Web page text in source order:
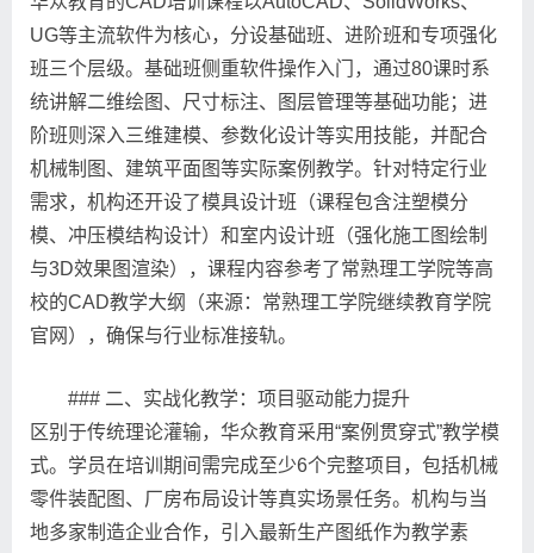
UG等主流软件为核心，分设基础班、进阶班和专项强化
班三个层级。基础班侧重软件操作入门，通过80课时系
统讲解二维绘图、尺寸标注、图层管理等基础功能；进
阶班则深入三维建模、参数化设计等实用技能，并配合
机械制图、建筑平面图等实际案例教学。针对特定行业
需求，机构还开设了模具设计班（课程包含注塑模分
模、冲压模结构设计）和室内设计班（强化施工图绘制
与3D效果图渲染），课程内容参考了常熟理工学院等高
校的CAD教学大纲（来源：常熟理工学院继续教育学院
官网），确保与行业标准接轨。
### 二、实战化教学：项目驱动能力提升
区别于传统理论灌输，华众教育采用“案例贯穿式”教学模
式。学员在培训期间需完成至少6个完整项目，包括机械
零件装配图、厂房布局设计等真实场景任务。机构与当
地多家制造企业合作，引入最新生产图纸作为教学素